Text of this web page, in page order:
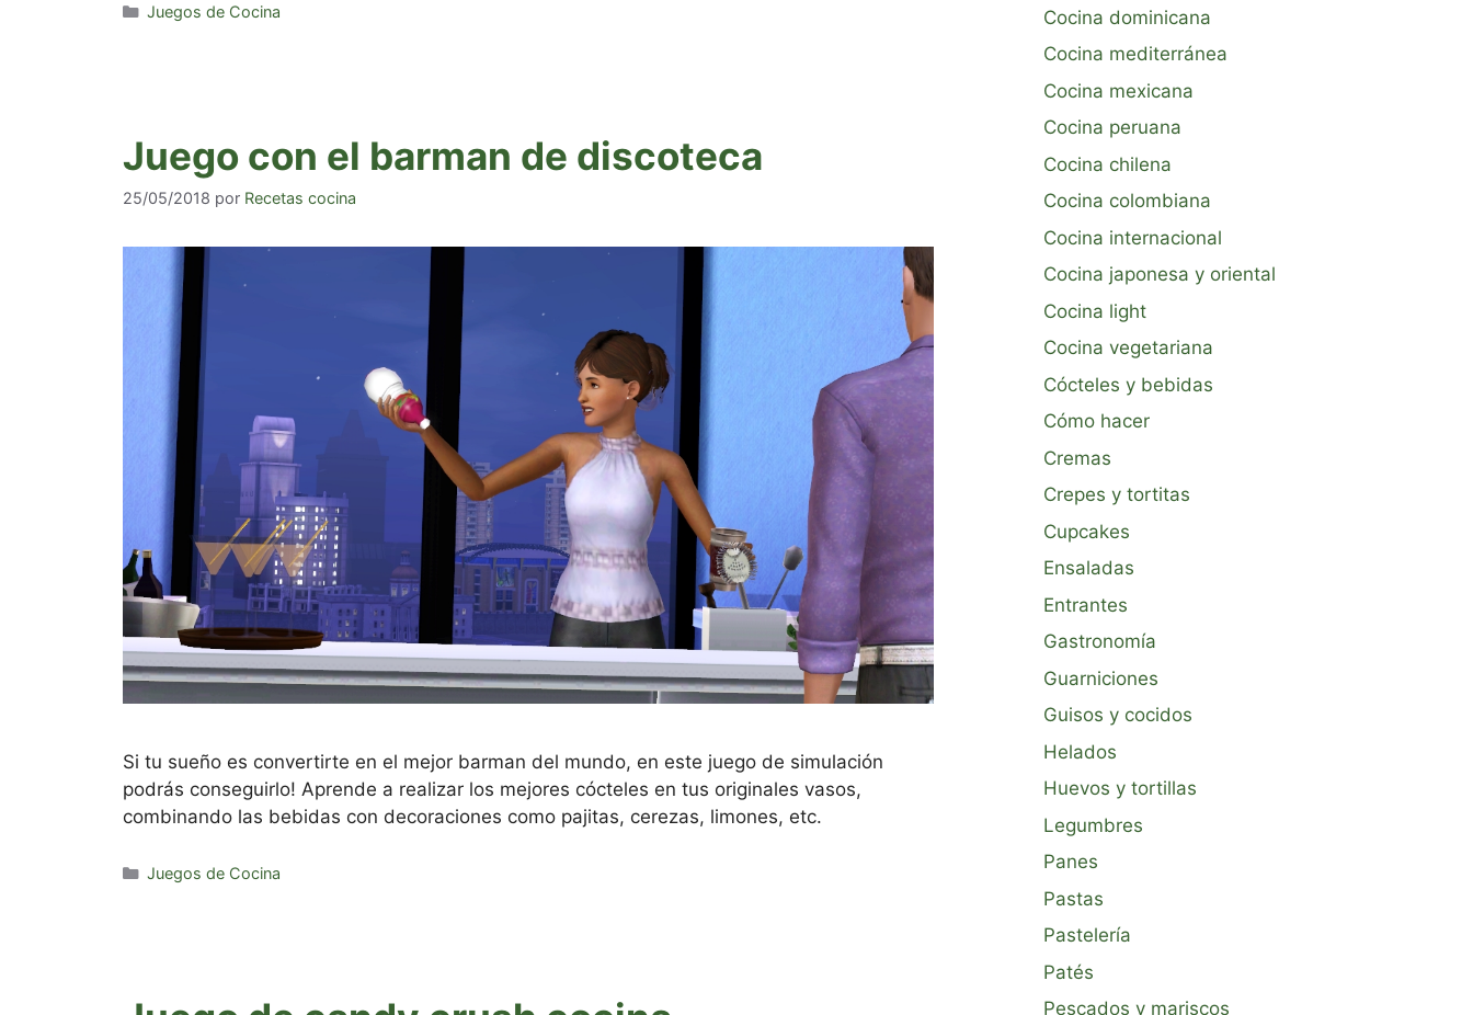
Categorías
Juegos de Cocina
Juego con el barman de discoteca
25/05/2018 por Recetas cocina
Si tu sueño es convertirte en el mejor barman del mundo, en este juego de simulación
podrás conseguirlo! Aprende a realizar los mejores cócteles en tus originales vasos,
combinando las bebidas con decoraciones como pajitas, cerezas, limones, etc.
Categorías
Juegos de Cocina
Cocina dominicana
Cocina mediterránea
Cocina mexicana
Cocina peruana
Cocina chilena
Cocina colombiana
Cocina internacional
Cocina japonesa y oriental
Cocina light
Cocina vegetariana
Cócteles y bebidas
Cómo hacer
Cremas
Crepes y tortitas
Cupcakes
Ensaladas
Entrantes
Gastronomía
Guarniciones
Guisos y cocidos
Helados
Huevos y tortillas
Legumbres
Panes
Pastas
Pastelería
Patés
Pescados y mariscos